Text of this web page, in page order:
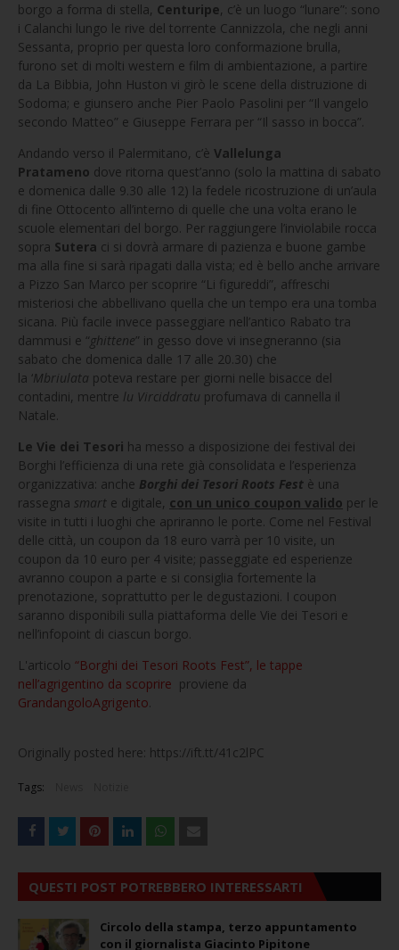
borgo a forma di stella, Centuripe, c’è un luogo “lunare”: sono
i Calanchi lungo le rive del torrente Cannizzola, che negli anni
Sessanta, proprio per questa loro conformazione brulla,
furono set di molti western e film di ambientazione, a partire
da La Bibbia, John Huston vi girò le scene della distruzione di
Sodoma; e giunsero anche Pier Paolo Pasolini per “Il vangelo
secondo Matteo” e Giuseppe Ferrara per “Il sasso in bocca”.
Andando verso il Palermitano, c’è Vallelunga
Pratameno dove ritorna quest’anno (solo la mattina di sabato
e domenica dalle 9.30 alle 12) la fedele ricostruzione di un’aula
di fine Ottocento all’interno di quelle che una volta erano le
scuole elementari del borgo. Per raggiungere l’inviolabile rocca
sopra Sutera ci si dovrà armare di pazienza e buone gambe
ma alla fine si sarà ripagati dalla vista; ed è bello anche arrivare
a Pizzo San Marco per scoprire “Li figureddi”, affreschi
misteriosi che abbellivano quella che un tempo era una tomba
sicana. Più facile invece passeggiare nell’antico Rabato tra
dammusi e “ghittene” in gesso dove vi insegneranno (sia
sabato che domenica dalle 17 alle 20.30) che
la ‘Mbriulata poteva restare per giorni nelle bisacce del
contadini, mentre lu Virciddratu profumava di cannella il
Natale.
Le Vie dei Tesori ha messo a disposizione dei festival dei
Borghi l’efficienza di una rete già consolidata e l’esperienza
organizzativa: anche Borghi dei Tesori Roots Fest è una
rassegna smart e digitale, con un unico coupon valido per le
visite in tutti i luoghi che apriranno le porte. Come nel Festival
delle città, un coupon da 18 euro varrà per 10 visite, un
coupon da 10 euro per 4 visite; passeggiate ed esperienze
avranno coupon a parte e si consiglia fortemente la
prenotazione, soprattutto per le degustazioni. I coupon
saranno disponibili sulla piattaforma delle Vie dei Tesori e
nell’infopoint di ciascun borgo.
L'articolo “Borghi dei Tesori Roots Fest”, le tappe
nell’agrigentino da scoprire proviene da
GrandangoloAgrigento.
Originally posted here: https://ift.tt/41c2lPC
Tags:
QUESTI POST POTREBBERO INTERESSARTI
Circolo della stampa, terzo appuntamento
con il giornalista Giacinto Pipitone